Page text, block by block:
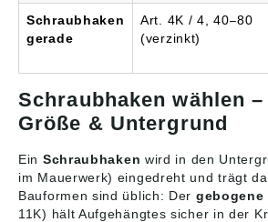
Schraubhaken
gerade
Art. 4K / 4, 40–80
(verzinkt)
Schraubhaken wählen
Größe & Untergrund
Ein Schraubhaken wird in den
im Mauerwerk) eingedreht und trägt
Bauformen sind üblich: Der gebogene
11K) hält Aufgehängtes sicher in der